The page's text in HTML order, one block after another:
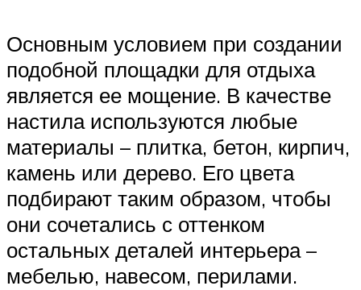
Основным условием при создании
подобной площадки для отдыха
является ее мощение. В качестве
настила используются любые
материалы – плитка, бетон, кирпич,
камень или дерево. Его цвета
подбирают таким образом, чтобы
они сочетались с оттенком
остальных деталей интерьера –
мебелью, навесом, перилами.